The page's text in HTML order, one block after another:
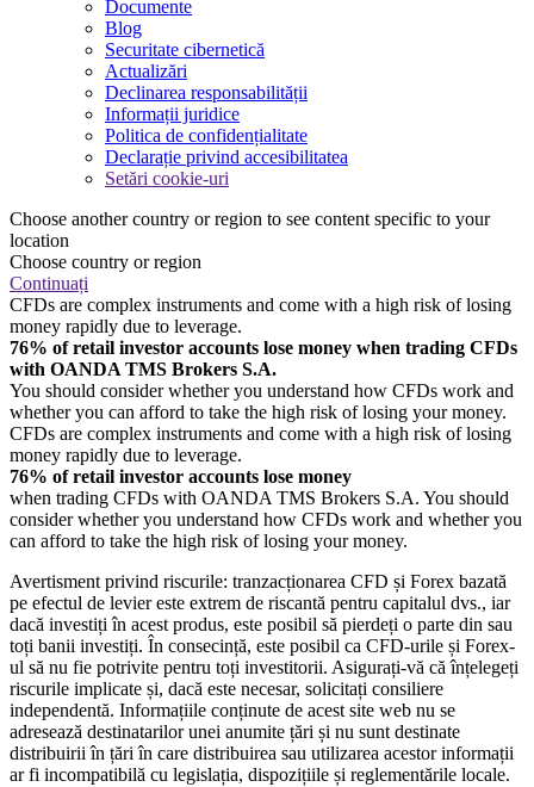
Documente
Blog
Securitate cibernetică
Actualizări
Declinarea responsabilității
Informații juridice
Politica de confidențialitate
Declarație privind accesibilitatea
Setări cookie-uri
Choose another country or region to see content specific to your
location
Choose country or region
Continuați
CFDs are complex instruments and come with a high risk of losing
money rapidly due to leverage.
76% of retail investor accounts lose money when trading CFDs
with OANDA TMS Brokers S.A.
You should consider whether you understand how CFDs work and
whether you can afford to take the high risk of losing your money.
CFDs are complex instruments and come with a high risk of losing
money rapidly due to leverage.
76% of retail investor accounts lose money
when trading CFDs with OANDA TMS Brokers S.A. You should
consider whether you understand how CFDs work and whether you
can afford to take the high risk of losing your money.
Avertisment privind riscurile: tranzacționarea CFD și Forex bazată
pe efectul de levier este extrem de riscantă pentru capitalul dvs., iar
dacă investiți în acest produs, este posibil să pierdeți o parte din sau
toți banii investiți. În consecință, este posibil ca CFD-urile și Forex-
ul să nu fie potrivite pentru toți investitorii. Asigurați-vă că înțelegeți
riscurile implicate și, dacă este necesar, solicitați consiliere
independentă. Informațiile conținute de acest site web nu se
adresează destinatarilor unei anumite țări și nu sunt destinate
distribuirii în țări în care distribuirea sau utilizarea acestor informații
ar fi incompatibilă cu legislația, dispozițiile și reglementările locale.